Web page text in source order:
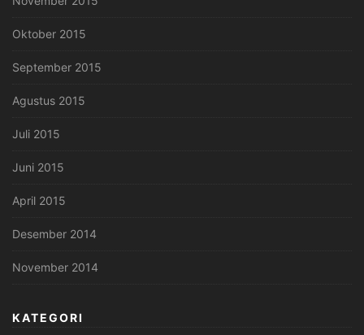
Oktober 2015
September 2015
Agustus 2015
Juli 2015
Juni 2015
April 2015
Desember 2014
November 2014
KATEGORI